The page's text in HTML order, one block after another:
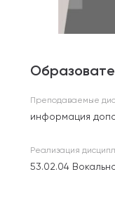
Преподаваемые
информация
Реализация
53.02.04